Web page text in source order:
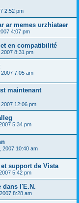
2:52 pm
ar memes urzhiataer
4:07 pm
en compatibilité
8:31 pm
7:05 am
maintenant
12:06 pm
5:34 pm
2007 10:40 am
support de Vista
5:42 pm
dans l'E.N.
8:28 am